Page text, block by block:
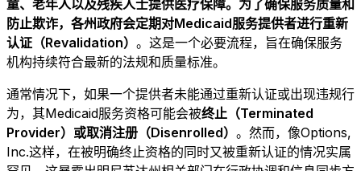
童、老年人以及残疾人士提供医疗保障。为了确保服务质量和
防止欺诈，各州政府会定期对Medicaid服务提供者进行重新
认证（Revalidation） 。这是一个必要流程，旨在确保服务
机构持续符合最新的法规和质量标准。
通常情况下，如果一个提供者未能通过重新认证或出现违规行
为，其Medicaid服务资格可能会被终止（Terminated
Provider） 或取消注册（Disenrolled） 。然而，像Options,
Inc.这样，在被明确终止资格的同时又被重新认证的情况实属